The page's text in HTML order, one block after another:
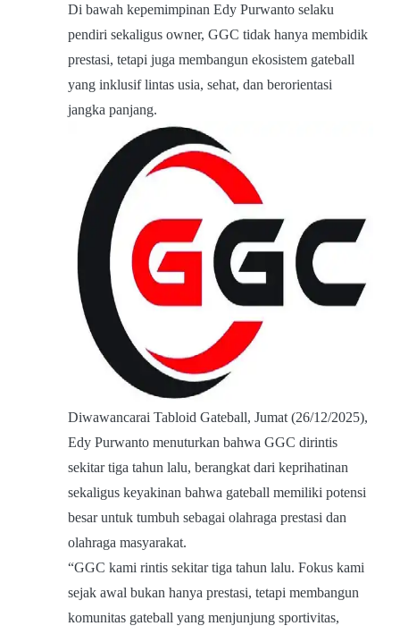
Di bawah kepemimpinan Edy Purwanto selaku
pendiri sekaligus owner, GGC tidak hanya membidik
prestasi, tetapi juga membangun ekosistem gateball
yang inklusif lintas usia, sehat, dan berorientasi
jangka panjang.
Diwawancarai Tabloid Gateball, Jumat (26/12/2025),
Edy Purwanto menuturkan bahwa GGC dirintis
sekitar tiga tahun lalu, berangkat dari keprihatinan
sekaligus keyakinan bahwa gateball memiliki potensi
besar untuk tumbuh sebagai olahraga prestasi dan
olahraga masyarakat.
“GGC kami rintis sekitar tiga tahun lalu. Fokus kami
sejak awal bukan hanya prestasi, tetapi membangun
komunitas gateball yang menjunjung sportivitas,